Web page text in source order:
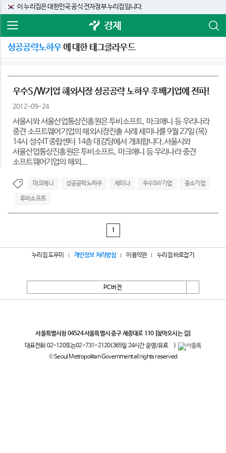
이 누리집은 대한민국 공식 전자정부 누리집입니다.
경제
성공공략노하우에 대한 태그클라우드
우수S/W기업 해외시장 성공공략 노하우 후배기업에 전파!
2012-09-24
서울시와 서울산업통상진흥원은 투비소프트, 마크애니 등 우리나라
중견 소프트웨어기업의 해외시장진출 사례 세미나를 9월 27일(목)
14시 성수IT종합센터 14층 대강당에서 개최합니다.서울시와
서울산업통상진흥원은 투비소프트, 마크애니 등 우리나라 중견
소프트웨어기업의 해외...
마크애니 성공공략노하우 세미나 우수SW기업 중소기업
투비소프트
1
누리집 도우미 개인정보 처리방침 이용약관 누리집 바로잡기
PC버전
서울특별시청 04524 서울특별시 중구 세종대로 110 [찾아오시는 길]
대표전화:02-120또는02-731-2120(365일 24시간 운영/유료
)
© Seoul Metropolitan Government all rights reserved